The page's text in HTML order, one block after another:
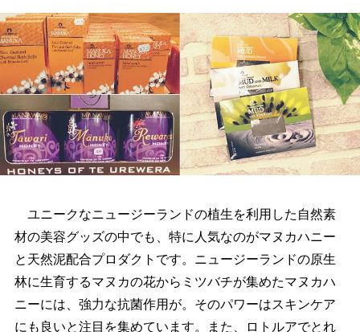
ユニークなニュージーランドの植生を利用した自然素
材の美容グッズの中でも、特に人気なのがマヌカハニー
と天然泥配合プロダクトです。ニュージーランドの原生
林に生育するマヌカの花からミツバチが集めたマヌカハ
ニーには、強力な抗菌作用が。そのパワーはスキンケア
にも良いと注目を集めています。また、ロトルアでとれ